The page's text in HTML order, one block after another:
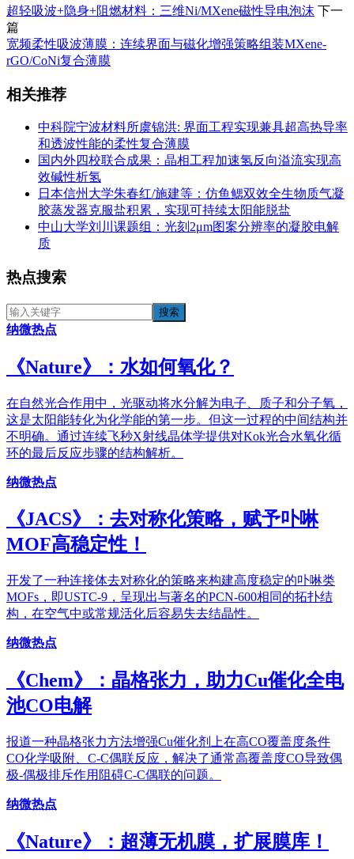
超轻吸波+隐身+阻燃材料：三维Ni/MXene磁性导电泡沫 下一
篇
宽频柔性吸波薄膜：连续界面与磁化增强策略组装MXene-
rGO/CoNi复合薄膜
相关推荐
中科院宁波材料所虞锦洪: 界面工程实现兼具超高热导率
和透波性能的柔性复合薄膜
国内外四校联合成果：晶相工程加速氢反向溢流实现高
效碱性析氢
日本信州大学朱春红/施建等：仿鱼鳃双效全生物质气凝
胶蒸发器克服盐积累，实现可持续太阳能脱盐
中山大学刘川课题组：光刻2μm图案分辨率的凝胶电解
质
热点搜索
纳微热点
《​Nature》：水如何氧化？
在自然光合作用中，光驱动将水分解为电子、质子和分子氧，
这是太阳能转化为化学能的第一步。但这一过程的中间结构并
不明确。通过连续飞秒X射线晶体学提供对Kok光合水氧化循
环的最后反应步骤的结构解析。
纳微热点
《JACS》：去对称化策略，赋予卟啉
MOF高稳定性！
开发了一种连接体去对称化的策略来构建高度稳定的卟啉类
MOFs，即USTC-9，呈现出与著名的PCN-600相同的拓扑结
构，在空气中或常规活化后容易失去结晶性。
纳微热点
《Chem》：晶格张力，助力Cu催化全电
池CO电解
报道一种晶格张力方法增强Cu催化剂上在高CO覆盖度条件
CO化学吸附、C-C偶联反应，解决了通常高覆盖度CO导致偶
极-偶极排斥作用阻碍C-C偶联的问题。
纳微热点
《Nature》：超薄无机膜，扩展膜库！